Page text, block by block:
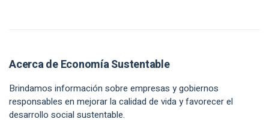
Acerca de Economía Sustentable
Brindamos información sobre empresas y gobiernos
responsables en mejorar la calidad de vida y favorecer el
desarrollo social sustentable.